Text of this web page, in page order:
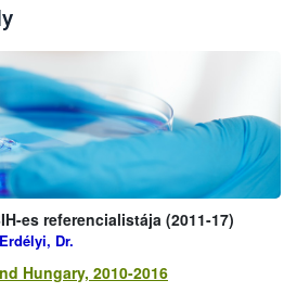
es referencialistája (2011-17)
Dr.
Hungary, 2010-2016